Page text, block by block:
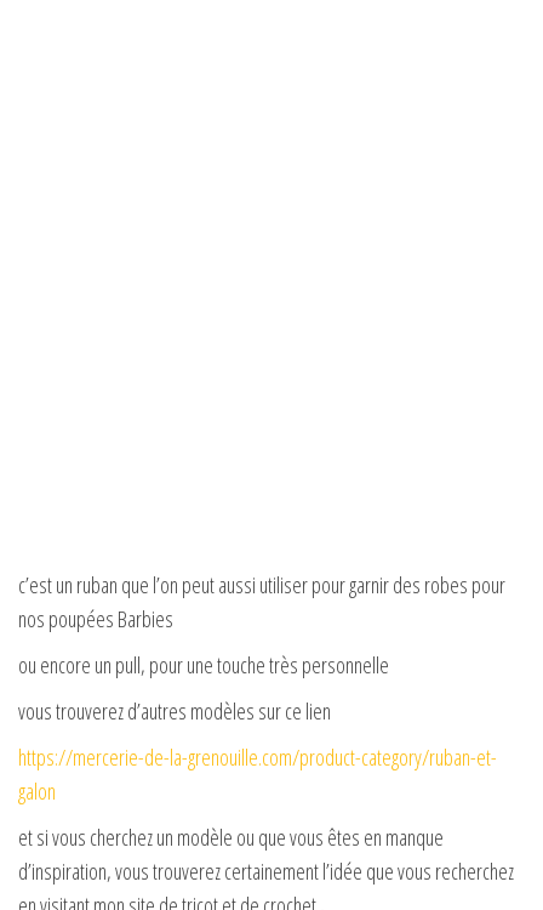
c’est un ruban que l’on peut aussi utiliser pour garnir des robes pour
nos poupées Barbies
ou encore un pull, pour une touche très personnelle
vous trouverez d’autres modèles sur ce lien
https://mercerie-de-la-grenouille.com/product-category/ruban-et-
galon
et si vous cherchez un modèle ou que vous êtes en manque
d’inspiration, vous trouverez certainement l’idée que vous recherchez